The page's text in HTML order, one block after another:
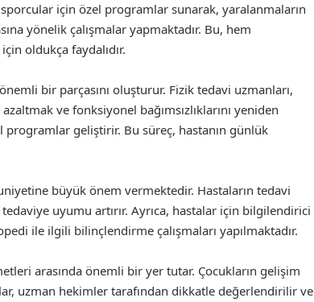
için özel programlar sunarak, yaralanmaların
yönelik çalışmalar yapmaktadır. Bu, hem
oldukça faydalıdır.
bir parçasını oluşturur. Fizik tedavi uzmanları,
ve fonksiyonel bağımsızlıklarını yeniden
programlar geliştirir. Bu süreç, hastanın günlük
büyük önem vermektedir. Hastaların tedavi
uyumu artırır. Ayrıca, hastalar için bilgilendirici
ile ilgili bilinçlendirme çalışmaları yapılmaktadır.
arasında önemli bir yer tutar. Çocukların gelişim
uzman hekimler tarafından dikkatle değerlendirilir ve